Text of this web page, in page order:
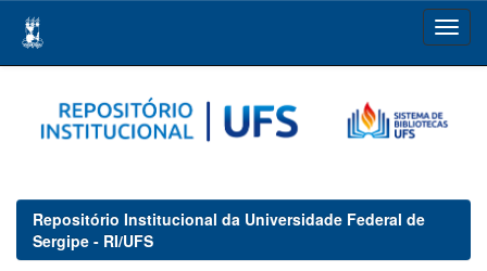
navigation
Repositório Institucional da Universidade Federal de
Sergipe - RI/UFS